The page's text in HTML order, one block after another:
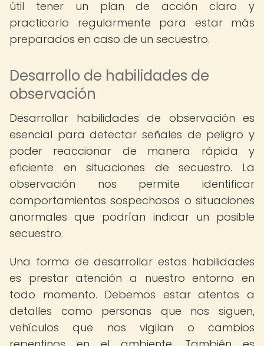
útil tener un plan de acción claro y
practicarlo regularmente para estar más
preparados en caso de un secuestro.
Desarrollo de habilidades de
observación
Desarrollar habilidades de observación es
esencial para detectar señales de peligro y
poder reaccionar de manera rápida y
eficiente en situaciones de secuestro. La
observación nos permite identificar
comportamientos sospechosos o situaciones
anormales que podrían indicar un posible
secuestro.
Una forma de desarrollar estas habilidades
es prestar atención a nuestro entorno en
todo momento. Debemos estar atentos a
detalles como personas que nos siguen,
vehículos que nos vigilan o cambios